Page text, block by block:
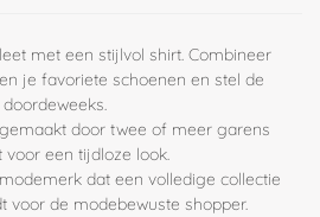
met een stijlvol shirt. Combineer
je favoriete schoenen en stel de
door twee of meer garens
een tijdloze look.
dat een volledige collectie
voor de modebewuste shopper.